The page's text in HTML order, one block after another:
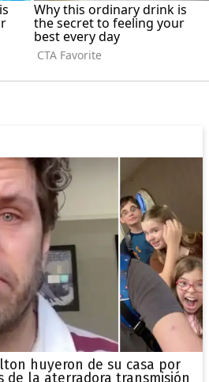
huyeron de su casa por
de la aterradora transmisión